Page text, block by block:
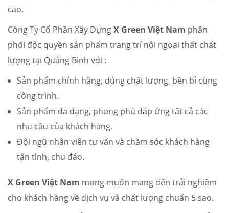
cao.
Công Ty Cổ Phần Xây DựngX Green Việt Nam phân
phối độc quyền sản phẩm trang trí nội ngoại thất chất
lượng tại Quảng Bình với :
Sản phẩm chính hãng, đúng chất lượng, bền bỉ cùng
công trình.
Sản phẩm đa dạng, phong phú đáp ứng tất cả các
nhu cầu của khách hàng.
Đội ngũ nhân viên tư vấn và chăm sóc khách hàng
tận tình, chu đáo.
X Green Việt Nam mong muốn mang đến trải nghiệm
cho khách hàng về dịch vụ và chất lượng chuẩn 5 sao.